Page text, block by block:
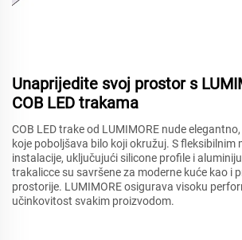
Unaprijedite svoj prostor s
COB LED trakama
COB LED trake od LUMIMORE nude
koje poboljšava bilo koji okružuj. S fleksibilnim
instalacije, uključujući silicone profile i
trakalicce su savršene za moderne kuće kao i
prostorije. LUMIMORE osigurava visoku
učinkovitost svakim proizvodom.